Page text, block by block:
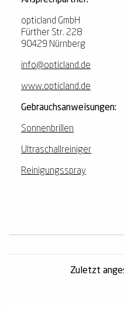
opticland GmbH
Fürther Str. 228
90429 Nürnberg
info@opticland.de
www.opticland.de
Gebrauchsanweisungen:
Sonnenbrillen
Ultraschallreiniger
Reinigungsspray
Zuletzt